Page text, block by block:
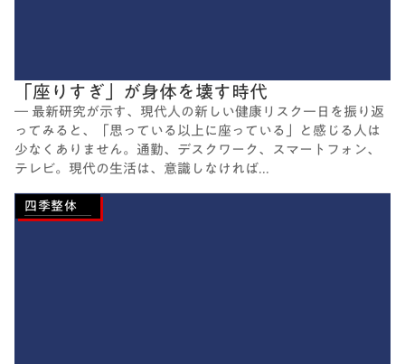
「座りすぎ」が身体を壊す時代
― 最新研究が示す、現代人の新しい健康リスク一日を振り返
ってみると、「思っている以上に座っている」と感じる人は
少なくありません。通勤、デスクワーク、スマートフォン、
テレビ。現代の生活は、意識しなければ...
四季整体